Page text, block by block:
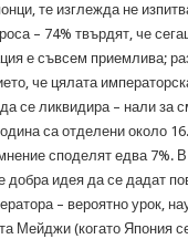
те изглежда не
– 74% твърдят, че
е съвсем приемлива;
че цялата
се ликвидира – нали за
са отделени около
споделят едва 7%.
добра идея да се дадат
– вероятно урок,
Мейджи (когато Япония